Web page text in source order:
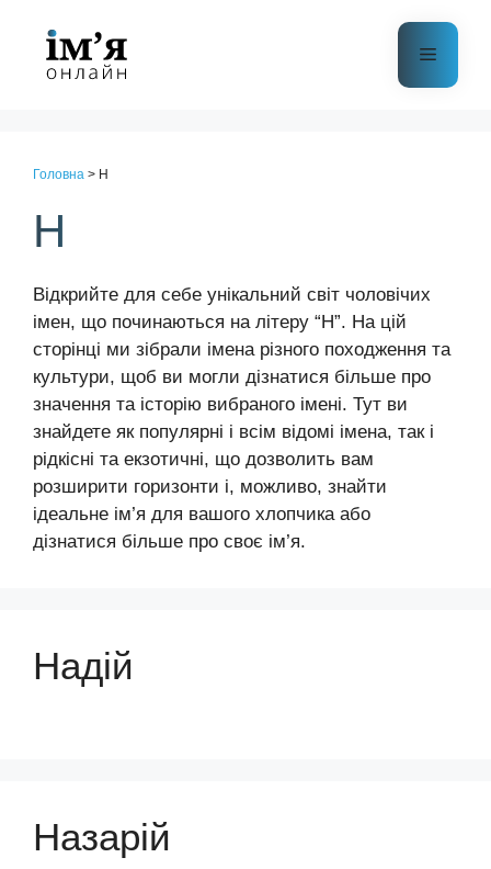
контенту
Меню
Головна > Н
Н
Відкрийте для себе унікальний світ чоловічих
імен, що починаються на літеру “Н”. На цій
сторінці ми зібрали імена різного походження та
культури, щоб ви могли дізнатися більше про
значення та історію вибраного імені. Тут ви
знайдете як популярні і всім відомі імена, так і
рідкісні та екзотичні, що дозволить вам
розширити горизонти і, можливо, знайти
ідеальне ім’я для вашого хлопчика або
дізнатися більше про своє ім’я.
Надій
Назарій